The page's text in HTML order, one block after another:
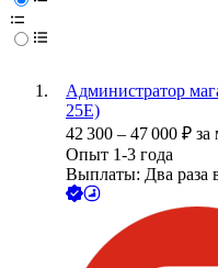
Администратор
25Е)
42 300 – 47 000 ₽ за
Опыт 1-3 года
Выплаты: Два раза